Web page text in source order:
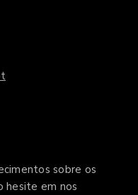
sobre os
hesite em nos